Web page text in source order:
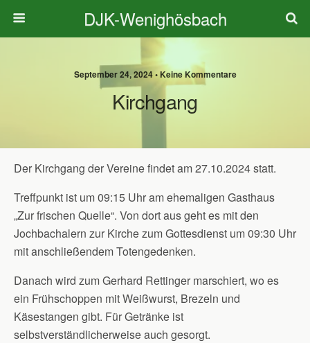
DJK-Wenighösbach
September 24, 2024 • Keine Kommentare
Kirchgang
Der Kirchgang der Vereine findet am 27.10.2024 statt.
Treffpunkt ist um 09:15 Uhr am ehemaligen Gasthaus
„Zur frischen Quelle“. Von dort aus geht es mit den
Jochbachalern zur Kirche zum Gottesdienst um 09:30 Uhr
mit anschließendem Totengedenken.
Danach wird zum Gerhard Rettinger marschiert, wo es
ein Frühschoppen mit Weißwurst, Brezeln und
Käsestangen gibt. Für Getränke ist
selbstverständlicherweise auch gesorgt.